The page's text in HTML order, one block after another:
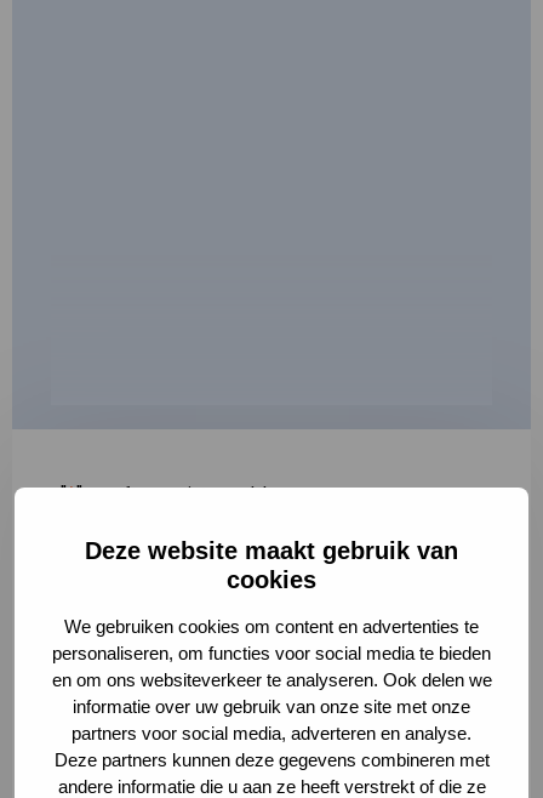
Deze website maakt gebruik van
cookies
We gebruiken cookies om content en advertenties te
personaliseren, om functies voor social media te bieden
en om ons websiteverkeer te analyseren. Ook delen we
informatie over uw gebruik van onze site met onze
partners voor social media, adverteren en analyse.
Deze partners kunnen deze gegevens combineren met
andere informatie die u aan ze heeft verstrekt of die ze
"*" geeft vereiste velden aan
2
Volledige omschrijving*